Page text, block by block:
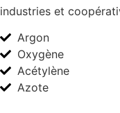
industries et
Argon
Oxygène
Acétylène
Azote